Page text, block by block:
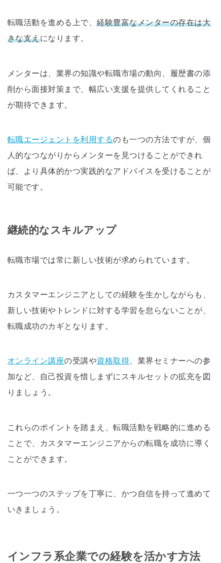
転職活動を進める上で、経験豊富なメンターの存在は大
きな支えになります。
メンターは、業界の知識や転職市場の動向、履歴書の添
削から面接対策まで、幅広い支援を提供してくれること
が期待できます。
転職エージェントを利用するのも一つの方法ですが、個
人的なつながりからメンターを見つけることができれ
ば、より具体的かつ実践的なアドバイスを受けることが
可能です。
継続的なスキルアップ
転職市場では常に新しい技術が求められています。
カスタマーエンジニアとしての経験を生かしながらも、
新しい技術やトレンドに対する学習を怠らないことが、
転職成功のカギとなります。
オンライン講座の受講や資格取得、業界セミナーへの参
加など、自己投資を惜しまずにスキルセットの拡充を図
りましょう。
これらのポイントを踏まえ、転職活動を戦略的に進める
ことで、カスタマーエンジニアからの転職を成功に導く
ことができます。
一つ一つのステップを丁寧に、かつ自信を持って進めて
いきましょう。
インフラ系企業での経験を活かす方法